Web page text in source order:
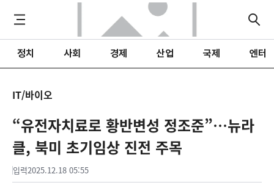
정치 사회 경제 산업 국제 엔터
IT/바이오
“유전자치료로 황반변성 정조준”…뉴라
클, 북미 초기임상 진전 주목
입력2025.12.18 05:55